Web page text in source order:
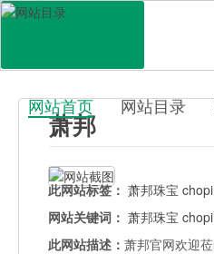
百科目录
网站首页 网站目录
萧邦
此网站标签： 萧邦珠宝
网站关键词： 萧邦珠宝
此网站描述：萧邦官网欢迎